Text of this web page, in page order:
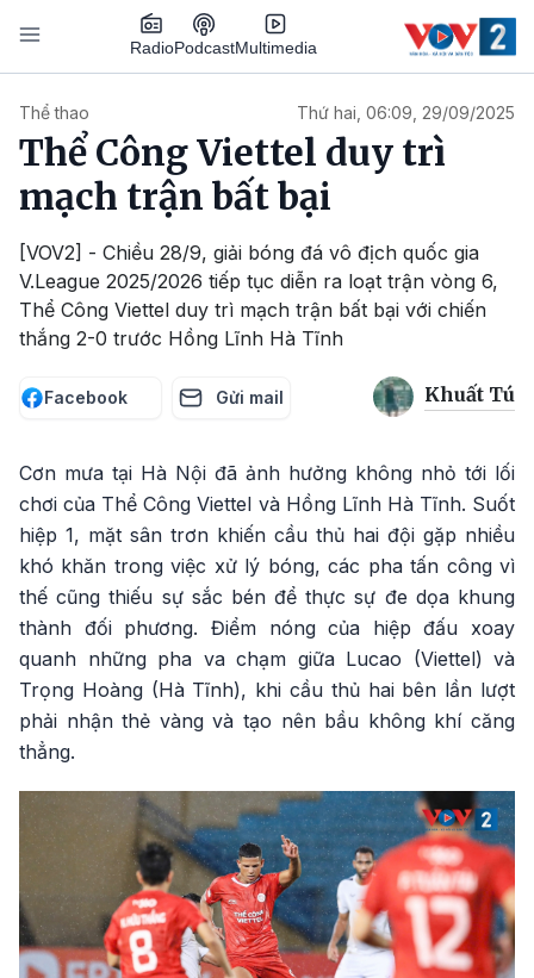
Nhảy đến nội dung
RadioPodcastMultimedia
Thể thao Thứ hai, 06:09, 29/09/2025
Thể Công Viettel duy trì
mạch trận bất bại
[VOV2] - Chiều 28/9, giải bóng đá vô địch quốc gia
V.League 2025/2026 tiếp tục diễn ra loạt trận vòng 6,
Thể Công Viettel duy trì mạch trận bất bại với chiến
thắng 2-0 trước Hồng Lĩnh Hà Tĩnh
Facebook Gửi mail Khuất Tú
Cơn mưa tại Hà Nội đã ảnh hưởng không nhỏ tới lối
chơi của Thể Công Viettel và Hồng Lĩnh Hà Tĩnh. Suốt
hiệp 1, mặt sân trơn khiến cầu thủ hai đội gặp nhiều
khó khăn trong việc xử lý bóng, các pha tấn công vì
thế cũng thiếu sự sắc bén để thực sự đe dọa khung
thành đối phương. Điểm nóng của hiệp đấu xoay
quanh những pha va chạm giữa Lucao (Viettel) và
Trọng Hoàng (Hà Tĩnh), khi cầu thủ hai bên lần lượt
phải nhận thẻ vàng và tạo nên bầu không khí căng
thẳng.